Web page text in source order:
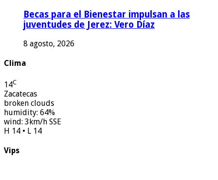
Becas para el Bienestar impulsan a las
juventudes de Jerez: Vero Díaz
8 agosto, 2026
Clima
14C
Zacatecas
broken clouds
humidity: 64%
wind: 3km/h SSE
H 14 • L 14
Vips